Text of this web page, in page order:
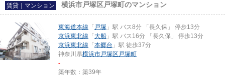
賃貸｜マンション 横浜市戸塚区戸塚町のマンション
東海道本線 「 戸塚 」駅 バス8分 「長久保」 停歩13分
京浜東北線 「 大船 」駅 バス16分 「長久保」 停歩13分
京浜東北線 「 本郷台 」駅 徒歩37分
神奈川県横浜市戸塚区 戸塚町
-
築年数：築39年